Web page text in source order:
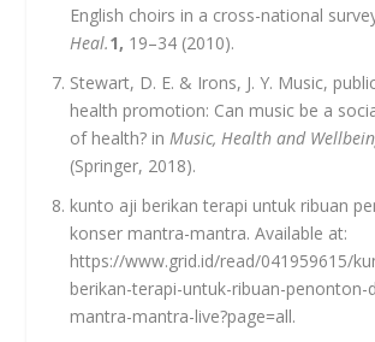
English choirs in a cross-national
Heal.1, 19–34 (2010).
Stewart, D. E. & Irons, J. Y. Music,
health promotion: Can music be a
of health? in Music, Health and
(Springer, 2018).
kunto aji berikan terapi untuk ribuan
konser mantra-mantra. Available at:
https://www.grid.id/read/041959615/
berikan-terapi-untuk-ribuan-penonton-
mantra-mantra-live?page=all.